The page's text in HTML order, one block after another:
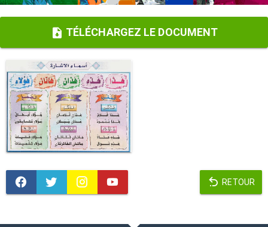
TÉLÉCHARGEZ LE DOCUMENT
RETOUR